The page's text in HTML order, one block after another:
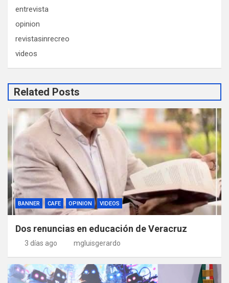
entrevista
opinion
revistasinrecreo
videos
Related Posts
BANNER CAFE OPINION VIDEOS
Dos renuncias en educación de Veracruz
3 días ago mgluisgerardo